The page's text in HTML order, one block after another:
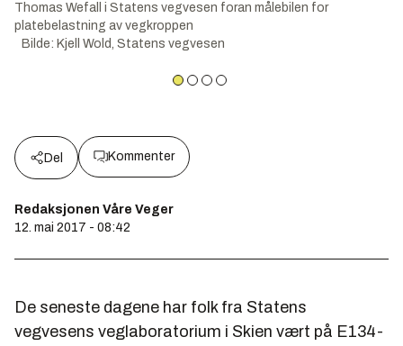
Thomas Wefall i Statens vegvesen foran målebilen for
platebelastning av vegkroppen
Bilde: Kjell Wold, Statens vegvesen
Del Kommenter
Redaksjonen Våre Veger
12. mai 2017 - 08:42
De seneste dagene har folk fra Statens
vegvesens veglaboratorium i Skien vært på E134-